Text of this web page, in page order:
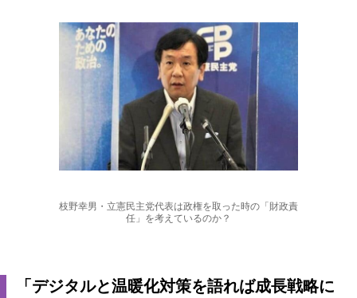
枝野幸男・立憲民主党代表は政権を取った時の「財政責
任」を考えているのか？
「デジタルと温暖化対策を語れば成長戦略に